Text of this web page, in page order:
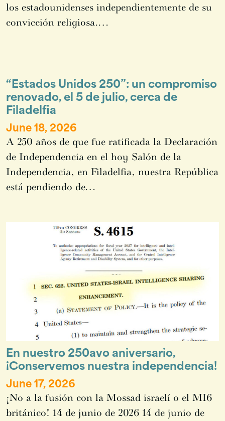
los estadounidenses independientemente de su
convicción religiosa.…
“Estados Unidos 250”: un compromiso
renovado, el 5 de julio, cerca de
Filadelfia
June 18, 2026
A 250 años de que fue ratificada la Declaración
de Independencia en el hoy Salón de la
Independencia, en Filadelfia, nuestra República
está pendiendo de…
En nuestro 250avo aniversario,
¡Conservemos nuestra independencia!
June 17, 2026
¡No a la fusión con la Mossad israelí o el MI6
británico! 14 de junio de 2026 14 de junio de